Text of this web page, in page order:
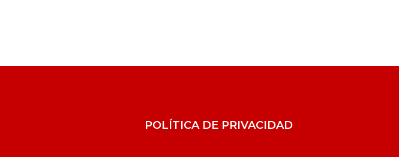
POLÍTICA DE PRIVACIDAD